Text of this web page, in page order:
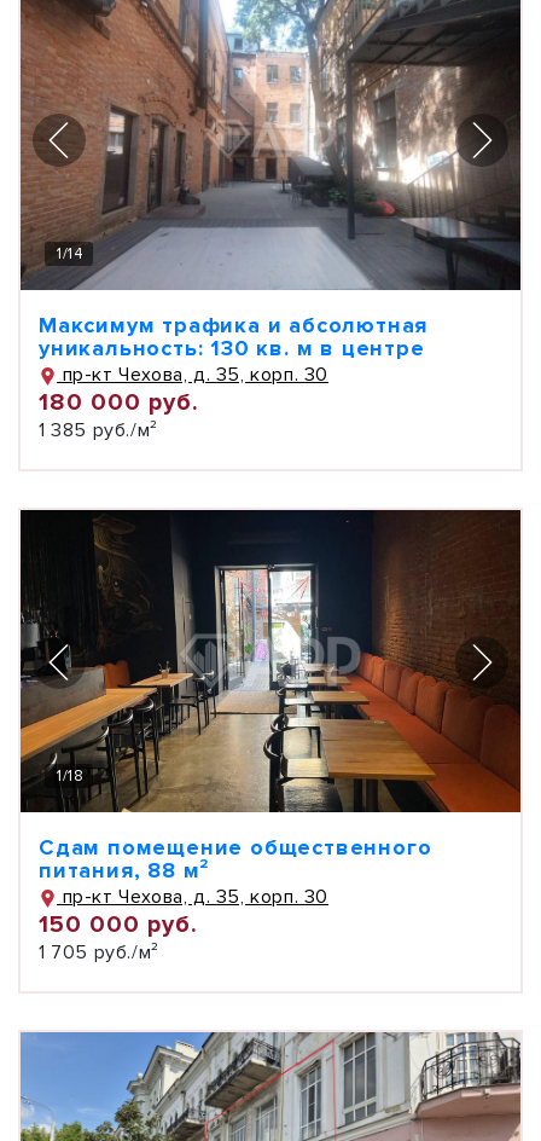
1/14
Максимум трафика и абсолютная
уникальность: 130 кв. м в центре
пр-кт Чехова, д. 35, корп. 30
180 000 руб.
1 385 руб./м²
1/18
Сдам помещение общественного
питания, 88 м²
пр-кт Чехова, д. 35, корп. 30
150 000 руб.
1 705 руб./м²